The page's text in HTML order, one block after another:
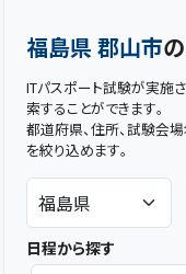
福島県 郡山市
ITパスポート試験が実施
索することができます。
都道府県、住所、試験会
を絞り込めます。
日程から探す